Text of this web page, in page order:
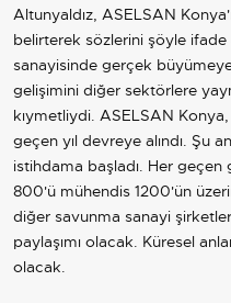
Altunyaldız, ASELSAN
belirterek sözlerini şöyle
sanayisinde gerçek
gelişimini diğer sektörlere
kıymetliydi. ASELSAN
geçen yıl devreye alındı. Şu
istihdama başladı. Her geçen
800'ü mühendis 1200'ün
diğer savunma sanayi
paylaşımı olacak. Küresel
olacak.